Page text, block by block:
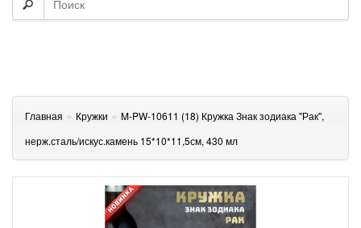
Главная » Кружки » M-PW-10611 (18) Кружка Знак зодиака "Рак",
нерж.сталь/искус.камень 15*10*11,5см, 430 мл